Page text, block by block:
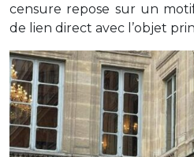
censure repose sur un
de lien direct avec l’objet